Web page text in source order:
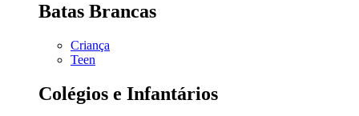
Batas Brancas
Criança
Teen
Colégios e Infantários